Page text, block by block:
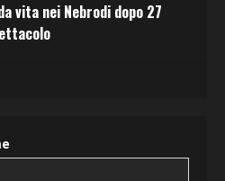
vita nei Nebrodi dopo 27